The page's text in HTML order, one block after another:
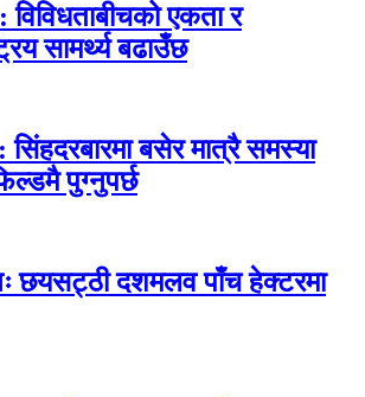
एकता र
सामर्थ्य बढाउँछ
बसेर मात्रै समस्या
पुग्नुपर्छ
छयसट्ठी दशमलव पाँच हेक्टरमा